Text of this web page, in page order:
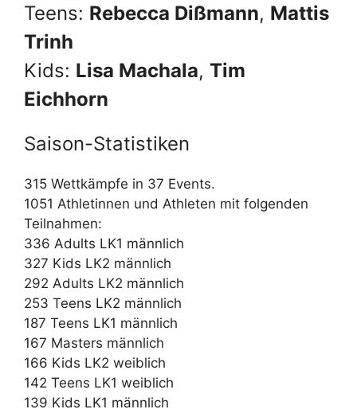
Teens: Rebecca Dißmann, Mattis
Trinh
Kids: Lisa Machala, Tim
Eichhorn
Saison-Statistiken
315 Wettkämpfe in 37 Events.
1051 Athletinnen und Athleten mit folgenden
Teilnahmen:
336 Adults LK1 männlich
327 Kids LK2 männlich
292 Adults LK2 männlich
253 Teens LK2 männlich
187 Teens LK1 männlich
167 Masters männlich
166 Kids LK2 weiblich
142 Teens LK1 weiblich
139 Kids LK1 männlich